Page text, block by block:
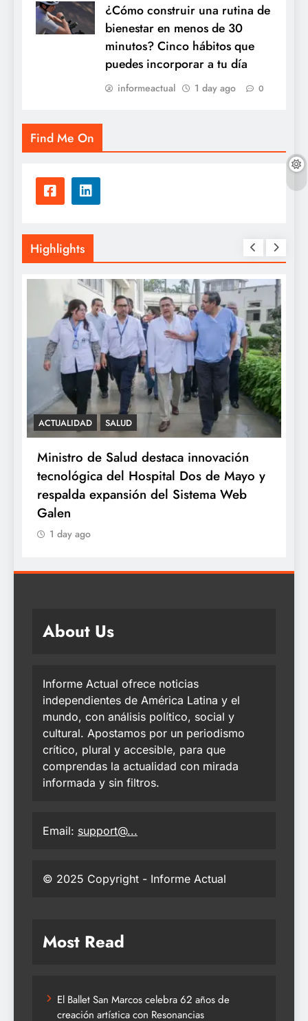
¿Cómo construir una rutina de
bienestar en menos de 30
minutos? Cinco hábitos que
puedes incorporar a tu día
informeactual 1 day ago 0
Find Me On
Highlights
innovación
de Mayo y
Web
SALUD
Minsa: INSN Breña extirpa
ovárico de cuatro kilos a niña
años proveniente de
About Us
Informe Actual ofrece noticias
independientes de América Latina y el
mundo, con análisis político, social y
cultural. Apostamos por un periodismo
crítico, plural y accesible, para que
comprendas la actualidad con mirada
informada y sin filtros.
Email: support@...
© 2025 Copyright - Informe Actual
Most Read
El Ballet San Marcos celebra 62 años de
creación artística con Resonancias